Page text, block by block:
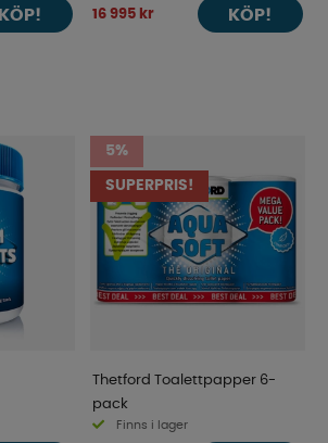
KÖP! 16 995 kr KÖP!
5%
SUPERPRIS!
Thetford Toalettpapper 6-
pack
Finns i lager